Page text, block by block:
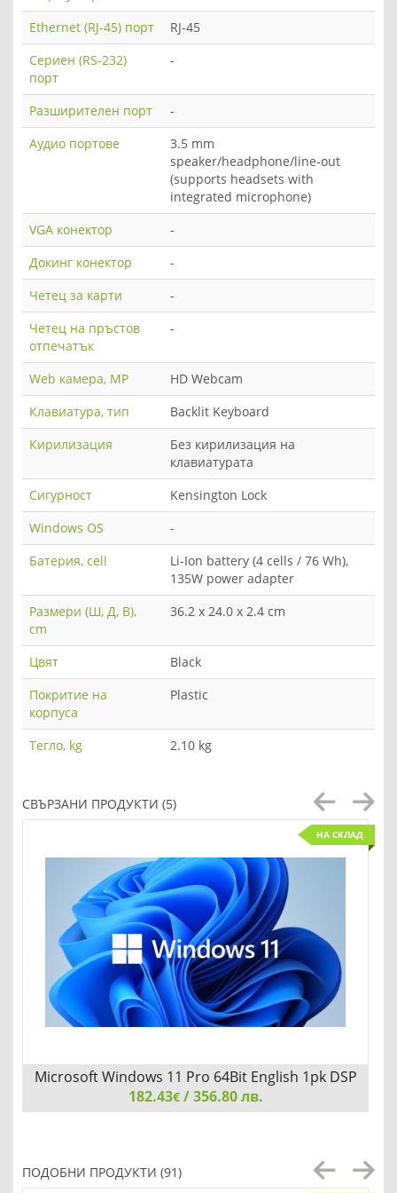
Ethernet (RJ-45) порт
RJ-45
Сериен (RS-232)
порт
-
Разширителен порт
-
Аудио портове
3.5 mm
speaker/headphone/line-out
(supports headsets with
integrated microphone)
VGA конектор
-
Докинг конектор
-
Четец за карти
-
Четец на пръстов
отпечатък
-
Web камера, MP
HD Webcam
Клавиатура, тип
Backlit Keyboard
Кирилизация
Без кирилизация на
клавиатурата
Сигурност
Kensington Lock
Windows OS
-
Батерия, cell
Li-Ion battery (4 cells / 76 Wh),
135W power adapter
Размери (Ш, Д, В),
cm
36.2 x 24.0 x 2.4 cm
Цвят
Black
Покритие на
корпуса
Plastic
Тегло, kg 2.10 kg
СВЪРЗАНИ ПРОДУКТИ (5)
НА СКЛАД
Microsoft Windows 11 Pro 64Bit English 1pk DSP
OEI DVD
182.43€/ 356.80 лв.
ПОДОБНИ ПРОДУКТИ (91)